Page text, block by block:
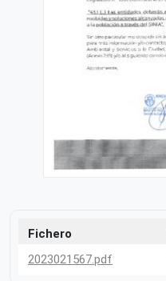
Fichero
2023021567.pdf